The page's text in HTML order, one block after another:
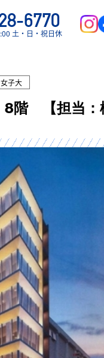
6770
土・日・祝日休
子大
階 【担当：